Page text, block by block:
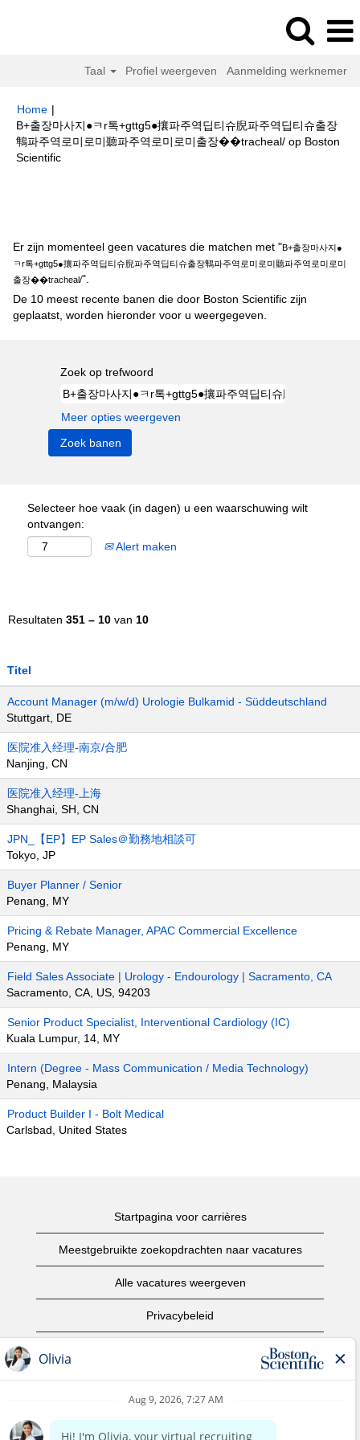
Taal Profiel weergeven Aanmelding werknemer
Home |
B+출장마사지●ㅋr톡+gttg5●攘파주역딥티슈腉파주역딥티슈출장
鶽파주역로미로미聽파주역로미로미출장��tracheal/ op Boston
Scientific(huidige
Er zijn momenteel geen vacatures die matchen met "B+출장마사지●
ㅋr톡+gttg5●攘파주역딥티슈腉파주역딥티슈출장鶽파주역로미로미聽파주역로미로미
출장��tracheal/".
De 10 meest recente banen die door Boston Scientific zijn
geplaatst, worden hieronder voor u weergegeven.
Zoek op trefwoord
Meer opties weergeven
Selecteer hoe vaak (in dagen) u een waarschuwing wilt
ontvangen:
Alert maken
Resultaten 351 – 10 van 10
Titel
Account Manager (m/w/d) Urologie Bulkamid - Süddeutschland
Stuttgart, DE
医院准入经理-南京/合肥
Nanjing, CN
医院准入经理-上海
Shanghai, SH, CN
JPN_【EP】EP Sales＠勤務地相談可
Tokyo, JP
Buyer Planner / Senior
Penang, MY
Pricing & Rebate Manager, APAC Commercial Excellence
Penang, MY
Field Sales Associate | Urology - Endourology | Sacramento, CA
Sacramento, CA, US, 94203
Senior Product Specialist, Interventional Cardiology (IC)
Kuala Lumpur, 14, MY
Intern (Degree - Mass Communication / Media Technology)
Penang, Malaysia
Product Builder I - Bolt Medical
Carlsbad, United States
Startpagina voor carrières
Meestgebruikte zoekopdrachten naar vacatures
Alle vacatures weergeven
Privacybeleid
Copyright informatie